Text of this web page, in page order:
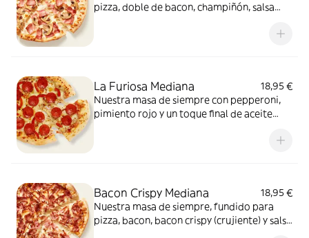
pizza, doble de bacon, champiñón, salsa
La Furiosa Mediana
18,95 €
Nuestra masa de siempre con pepperoni,
pimiento rojo y un toque final de aceite
Bacon Crispy Mediana
18,95 €
Nuestra masa de siempre, fundido para
pizza, bacon, bacon crispy (crujiente) y salsa